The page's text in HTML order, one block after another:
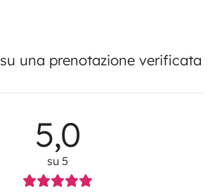
su una prenotazione verificata
5,0
su 5